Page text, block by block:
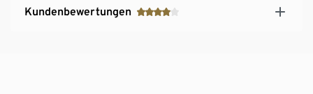
Kundenbewertungen